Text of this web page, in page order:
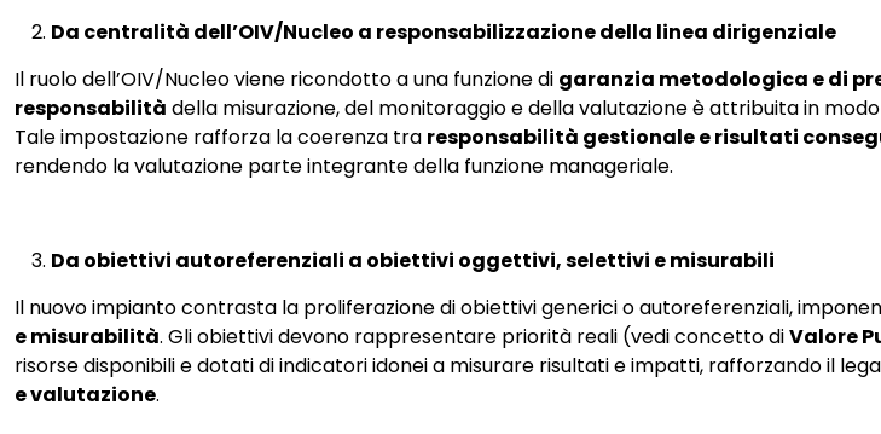
Da centralità dell’OIV/Nucleo a responsabilizzazione della linea dirigenziale
Il ruolo dell’OIV/Nucleo viene ricondotto a una funzione di garanzia metodologica e di
responsabilità della misurazione, del monitoraggio e della valutazione è attribuita in
Tale impostazione rafforza la coerenza tra responsabilità gestionale e risultati
rendendo la valutazione parte integrante della funzione manageriale.
Da obiettivi autoreferenziali a obiettivi oggettivi, selettivi e misurabili
Il nuovo impianto contrasta la proliferazione di obiettivi generici o autoreferenziali,
e misurabilità. Gli obiettivi devono rappresentare priorità reali (vedi concetto diValore
risorse disponibili e dotati di indicatori idonei a misurare risultati e impatti, rafforzando il
e valutazione.